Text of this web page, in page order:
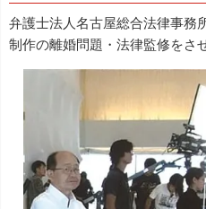
弁護士法人名古屋総合法律事務
制作の離婚問題・法律監修をさ